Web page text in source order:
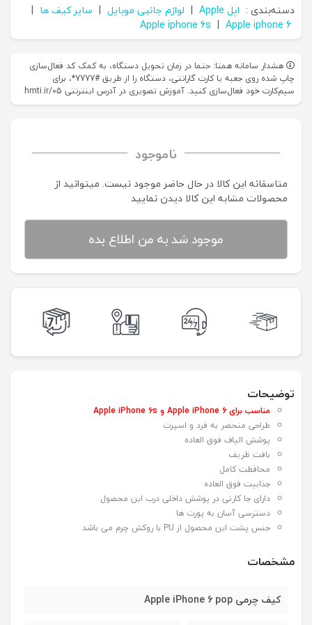
دسته‌بندی : اپل Apple | لوازم جانبی موبایل | سایر کیف ها |
Apple iphone 6s | Apple iphone 6
هشدار سامانه همتا: حتما در زمان تحویل دستگاه، به کمک کد فعال‌سازی
چاپ شده روی جعبه یا کارت گارانتی، دستگاه را از طریق #7777*، برای
سیم‌کارت خود فعال‌سازی کنید. آموزش تصویری در آدرس اینترنتی hmti.ir/05
ناموجود
متاسفانه این کالا در حال حاضر موجود نیست. می‍توانید از
محصولات مشابه این کالا دیدن نمایید
موجود شد به من اطلاع بده
توضیحات
مناسب برای Apple iPhone 6 و Apple iPhone 6s
طراحی منحصر به فرد و اسپرت
پوشش الیاف فوق العاده
بافت ظریف
محافظت کامل
جذابیت فوق العاده
دارای جا کارتی در پوشش داخلی درب این محصول
دسترسی آسان به پورت ها
جنس پشت این محصول از PU با روکش چرم می باشد
مشخصات
کیف چرمی Apple iPhone 6 pop